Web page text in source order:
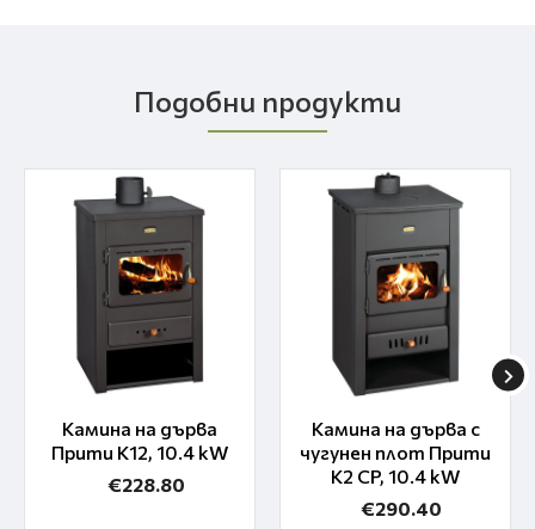
Подобни продукти
Камина на дърва
Прити K12, 10.4 kW
€228.80
Камина на дърва с
чугунен плот Прити
K2 CP, 10.4 kW
€290.40